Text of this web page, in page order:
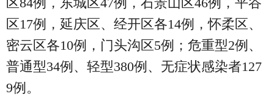
区17例，延庆区、经开区各14例，怀柔区、
密云区各10例，门头沟区5例；危重型2例、
普通型34例、轻型380例、无症状感染者127
9例。